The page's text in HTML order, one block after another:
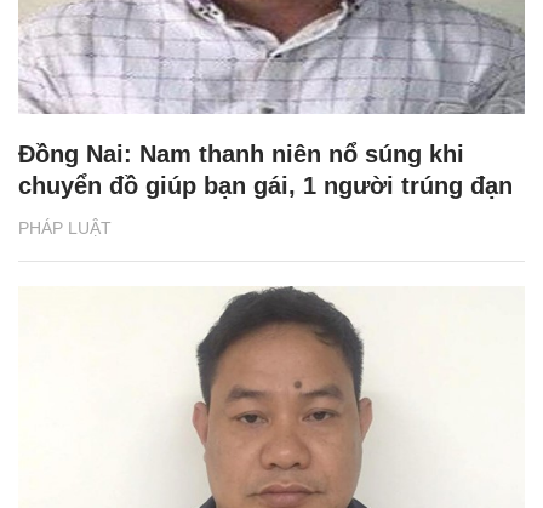
PHÁP LUẬT
Đồng Nai: Nam thanh niên nổ súng khi
chuyển đồ giúp bạn gái, 1 người trúng đạn